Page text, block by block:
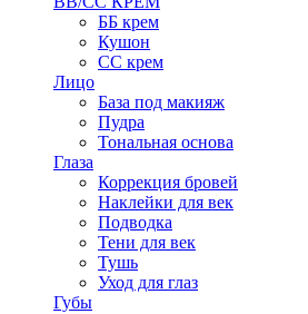
ББ крем
Кушон
СС крем
Лицо
База под макияж
Пудра
Тональная основа
Глаза
Коррекция бровей
Наклейки для век
Подводка
Тени для век
Тушь
Уход для глаз
Губы